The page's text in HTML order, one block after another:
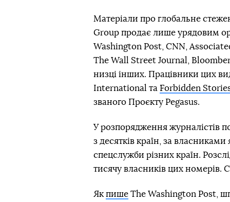
Матеріали про глобальне
Group продає лише урядовим
Washington Post, CNN,
The Wall Street Journal,
низці інших. Працівники цих
International та Forbidden
званого Проєкту Pegasus.
У розпорядження журналістів
з десятків країн, за
спецслужби різних країн.
тисячу власників цих номерів.
Як пише The Washington Post,